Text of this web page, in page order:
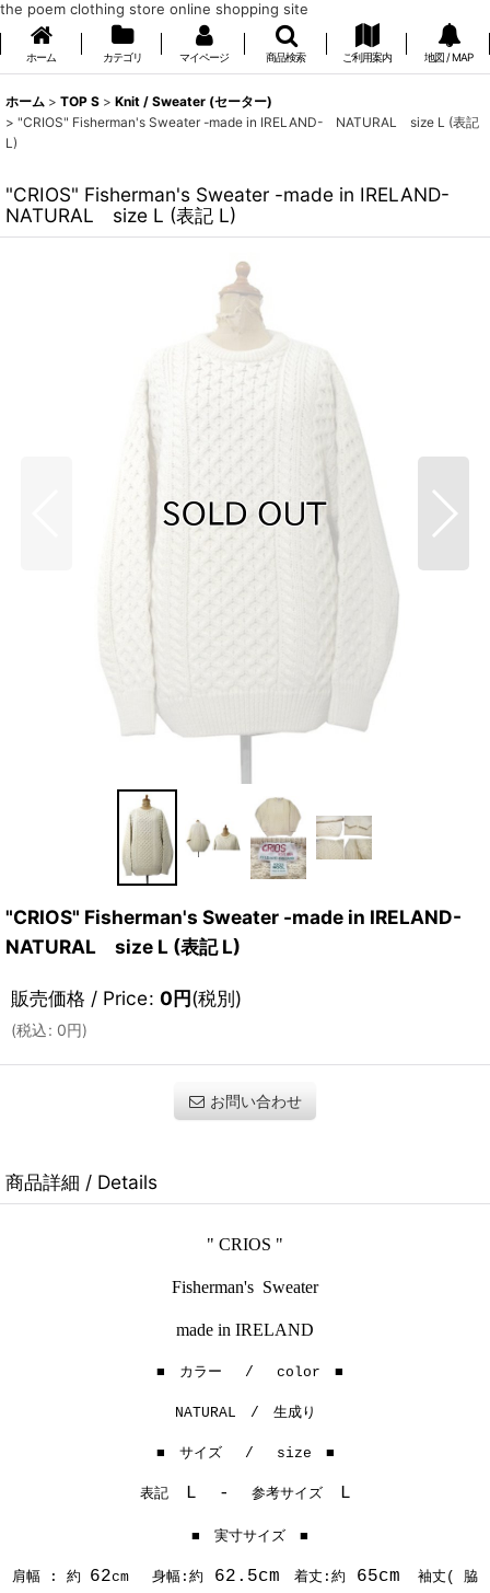
the poem clothing store online shopping site
ホーム カテゴリ マイページ 商品検索 ご利用案内 地図 / MAP
ホーム > TOP S > Knit / Sweater (セーター)
> "CRIOS" Fisherman's Sweater -made in IRELAND- NATURAL size L (表記
L)
"CRIOS" Fisherman's Sweater -made in IRELAND-
NATURAL size L (表記 L)
"CRIOS" Fisherman's Sweater -made in IRELAND-
NATURAL size L (表記 L)
販売価格 / Price: 0円(税別)
(税込: 0円)
お問い合わせ
商品詳細 / Details
" CRIOS "
Fisherman's Sweater
made in IRELAND
■ カラー / color ■
NATURAL / 生成り
■ サイズ / size ■
表記L - 参考サイズL
■ 実寸サイズ ■
肩幅 : 約 62cm 身幅:約 62.5cm 着丈:約 65cm 袖丈( 脇